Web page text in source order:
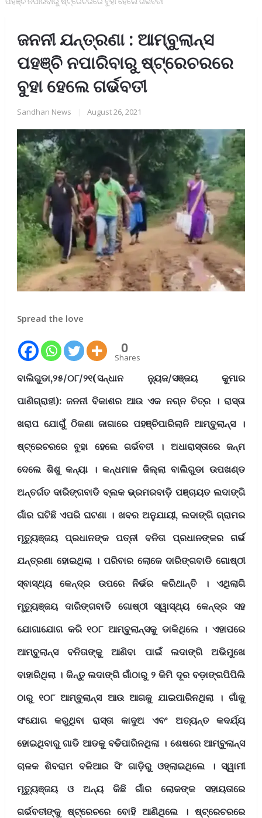
ଜନନୀ ଯନ୍ତ୍ରଣା : ଆମ୍ବୁଲାନ୍ସ
ପହଞ୍ଚି ନପାରିବାରୁ ଷ୍ଟ୍ରେଚରରେ
ବୁହା ହେଲେ ଗର୍ଭବତୀ
Sandhan News August 26, 2021
Spread the love
0
Shares
ବାଲିଗୁଡା,୨୫/୦୮/୨୧(ସନ୍ଧାନ ନ୍ୟୁଜ/ସଞ୍ଜୟ କୁମାର
ପାଣିଗ୍ରାହୀ): ଜନନୀ ବିକାଶର ଆଉ ଏକ ନଗ୍ନ ଚିତ୍ର । ରାସ୍ତା
ଖରାପ ଯୋଗୁଁ ଠିକଣା ଜାଗାରେ ପହଞ୍ଚିପାରିଲାନି ଆମ୍ବୁଲାନ୍ସ ।
ଷ୍ଟ୍ରେଚରରେ ବୁହା ହେଲେ ଗର୍ଭବତୀ । ଅଧାରାସ୍ତାରେ ଜନ୍ମ
ଦେଲେ ଶିଶୁ କନ୍ୟା । କନ୍ଧମାଳ ଜିଲ୍ଲା ବାଲିଗୁଡା ଉପଖଣ୍ଡ
ଅନ୍ତର୍ଗତ ଦାରିଙ୍ଗବାଡି ବ୍ଲକ ଭ୍ରମରବାଡ଼ି ପଞ୍ଚାୟତ ଲଦାଙ୍ଗି
ଗାଁର ଘଟିଛି ଏପରି ଘଟଣା । ଖବର ଅନୁଯାୟୀ, ଲଦାଙ୍ଗି ଗ୍ରାମର
ମୃତ୍ୟୁଞ୍ଜୟ ପ୍ରଧାନଙ୍କ ପତ୍ନୀ ବନିତା ପ୍ରଧାନଙ୍କର ଗର୍ଭ
ଯନ୍ତ୍ରଣା ହୋଇଥିଲା । ପରିବାର ଲୋକେ ଦାରିଙ୍ଗବାଡି ଗୋଷ୍ଠୀ
ସ୍ବାସ୍ଥ୍ୟ କେନ୍ଦ୍ର ଉପରେ ନିର୍ଭର କରିଥାନ୍ତି । ଏଥିଲାଗି
ମୃତ୍ୟୁଞ୍ଜୟ ଦାରିଙ୍ଗବାଡି ଗୋଷ୍ଠୀ ସ୍ୱାସ୍ଥ୍ୟ କେନ୍ଦ୍ର ସହ
ଯୋଗାଯୋଗ କରି ୧୦୮ ଆମ୍ବୁଲାନ୍ସକୁ ଡାକିଥିଲେ । ଏହାପରେ
ଆମ୍ବୁଲାନ୍ସ ବନିତାଙ୍କୁ ଆଣିବା ପାଇଁ ଲଦାଙ୍ଗି ଅଭିମୁଖେ
ବାହାରିଥିଲା । କିନ୍ତୁ ଲଦାଙ୍ଗି ଗାଁଠାରୁ ୨ କିମି ଦୂର ବଡ଼ାଙ୍ଗପିପିଲି
ଠାରୁ ୧୦୮ ଆମ୍ବୁଲାନ୍ସ ଆଉ ଆଗକୁ ଯାଇପାରିନଥିଲା । ଗାଁକୁ
ସଂଯୋଗ କରୁଥିବା ରାସ୍ତା କାଦୁଅ ଏବଂ ଅତ୍ୟନ୍ତ କଦର୍ଯ୍ୟ
ହୋଇଥିବାରୁ ଗାଡି ଆଡକୁ ବଢିପାରିନଥିଲା । ଶେଷରେ ଆମ୍ବୁଲାନ୍ସ
ଚାଳକ ଶିବରାମ ବଳିଆର ସିଂ ଗାଡ଼ିରୁ ଓହ୍ଲାଇଥିଲେ । ସ୍ୱାମୀ
ମୃତ୍ୟୁଞ୍ଜୟ ଓ ଅନ୍ୟ କିଛି ଗାଁର ଲୋକଙ୍କ ସହାୟତାରେ
ଗର୍ଭବତୀଙ୍କୁ ଷ୍ଟ୍ରେଚରେ ବୋହି ଆଣିଥିଲେ । ଷ୍ଟ୍ରେଚରରେ